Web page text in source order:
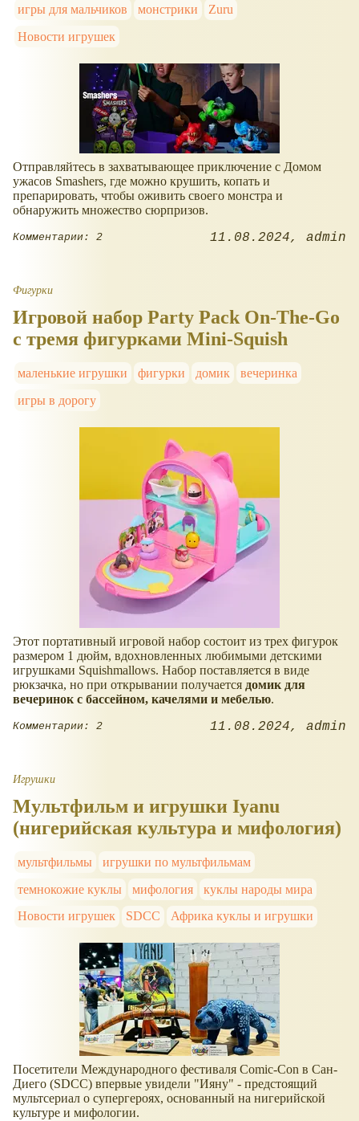
игры для мальчиков монстрики
Zuru
Новости игрушек
Отправляйтесь в захватывающее приключение с Домом
ужасов Smashers, где можно крушить, копать и
препарировать, чтобы оживить своего монстра и
обнаружить множество сюрпризов.
Комментарии: 2 11.08.2024 admin
Фигурки
Игровой набор Party Pack On-The-Go
с тремя фигурками Mini-Squish
маленькие игрушки фигурки домик
вечеринка
игры в дорогу
Этот портативный игровой набор состоит из трех фигурок
размером 1 дюйм, вдохновленных любимыми детскими
игрушками Squishmallows. Набор поставляется в виде
рюкзачка, но при открывании получается домик для
вечеринок с бассейном, качелями и мебелью.
Комментарии: 2 11.08.2024 admin
Игрушки
Мультфильм и игрушки Iyanu
(нигерийская культура и мифология)
мультфильмы
игрушки по мультфильмам
темнокожие куклы
мифология
куклы народы мира
Новости игрушек
SDCC Африка куклы и игрушки
Посетители Международного фестиваля Comic-Con в Сан-
Диего (SDCC) впервые увидели "Ияну" - предстоящий
мультсериал о супергероях, основанный на нигерийской
культуре и мифологии.